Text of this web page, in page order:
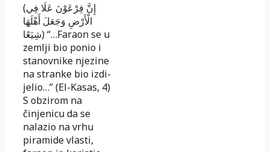
(إِنَّ فِرْعَوْنَ عَلَا فِي
الْأَرْضِ وَجَعَلَ أَهْلَهَا
شِيَعًا) “…Faraon se u
zem­lji bio ponio i
stanovnike njezine
na stranke bio izdi­
je­lio…” (El-Kasas, 4)
S obzirom na
činjenicu da se
nalazio na vrhu
piramide vlasti,